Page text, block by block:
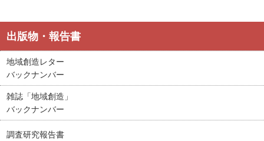
出版物・報告書
地域創造レター
バックナンバー
雑誌「地域創造」
バックナンバー
調査研究報告書